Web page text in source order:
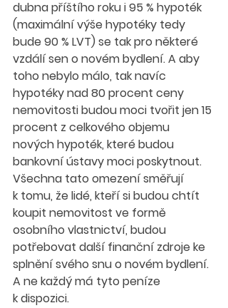
dubna příštího roku i 95 % hypoték
(maximální výše hypotéky tedy
bude 90 % LVT) se tak pro některé
vzdálí sen o novém bydlení. A aby
toho nebylo málo, tak navíc
hypotéky nad 80 procent ceny
nemovitosti budou moci tvořit jen 15
procent z celkového objemu
nových hypoték, které budou
bankovní ústavy moci poskytnout.
Všechna tato omezení směřují
k tomu, že lidé, kteří si budou chtít
koupit nemovitost ve formě
osobního vlastnictví, budou
potřebovat další finanční zdroje ke
splnění svého snu o novém bydlení.
A ne každý má tyto peníze
k dispozici.